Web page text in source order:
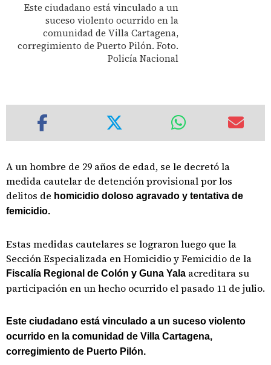
Este ciudadano está vinculado a un
suceso violento ocurrido en la
comunidad de Villa Cartagena,
corregimiento de Puerto Pilón. Foto.
Policía Nacional
A un hombre de 29 años de edad, se le decretó la
medida cautelar de detención provisional por los
delitos de homicidio doloso agravado y tentativa de
femicidio.
Estas medidas cautelares se lograron luego que la
Sección Especializada en Homicidio y Femicidio de la
Fiscalía Regional de Colón y Guna Yala acreditara su
participación en un hecho ocurrido el pasado 11 de julio.
Este ciudadano está vinculado a un suceso violento
ocurrido en la comunidad de Villa Cartagena,
corregimiento de Puerto Pilón.